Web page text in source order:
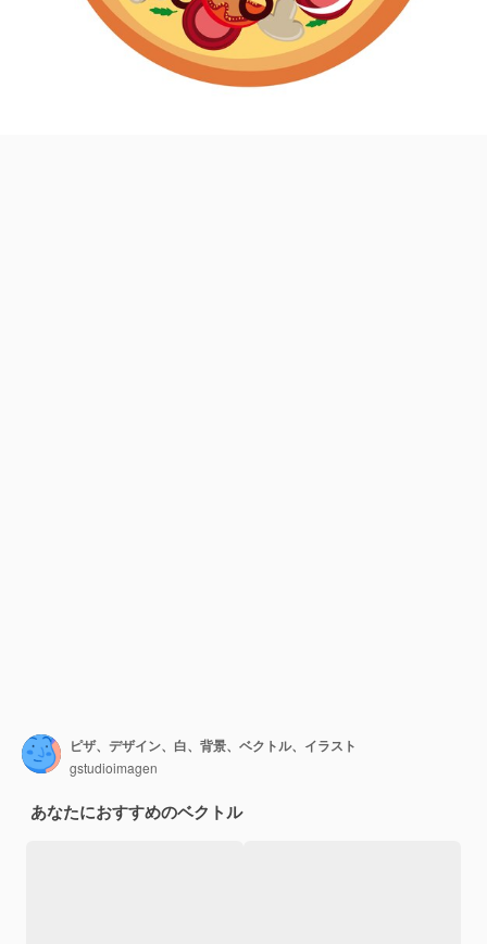
ピザ、デザイン、白、背景、ベクトル、イラスト
gstudioimagen
あなたにおすすめのベクトル